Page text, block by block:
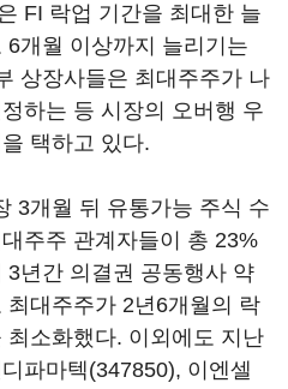
FI 락업 기간을 최대한 늘
개월 이상까지 늘리기는
상장사들은 최대주주가 나
하는 등 시장의 오버행 우
택하고 있다.
3개월 뒤 유통가능 주식 수
주주 관계자들이 총 23%
년간 의결권 공동행사 약
대주주가 2년6개월의 락
소화했다. 이외에도 지난
파마텍(347850), 이엔셀